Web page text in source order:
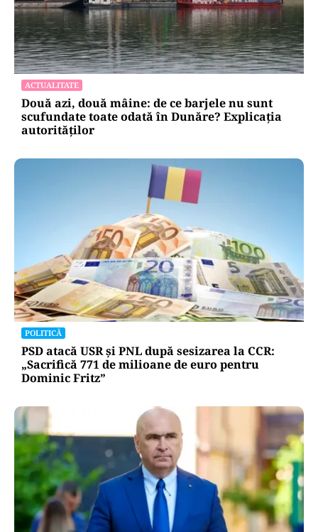
ACTUALITATE
Două azi, două mâine: de ce barjele nu sunt
scufundate toate odată în Dunăre? Explicația
autorităților
POLITICĂ
PSD atacă USR și PNL după sesizarea la CCR:
„Sacrifică 771 de milioane de euro pentru
Dominic Fritz”